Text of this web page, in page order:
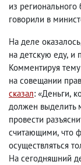
из
говорили в
На деле оказалось
на детскую еду, и
Комментируя
на совещании
сказал: «Деньги,
должен выделить
провести
считающими, что
осуществляться
На сегодняшний